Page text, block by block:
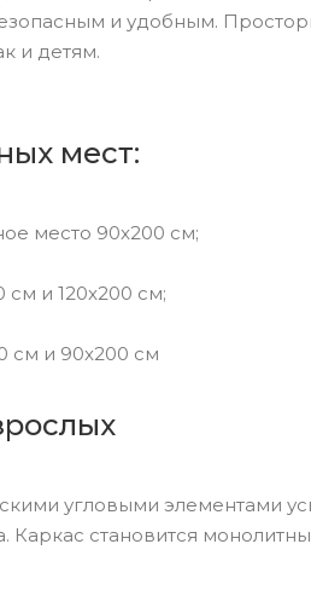
и удобным.
и детям.
мест:
место 90x200 см;
и 120x200 см;
см и 90x200 см
угловыми элементами
Каркас становится